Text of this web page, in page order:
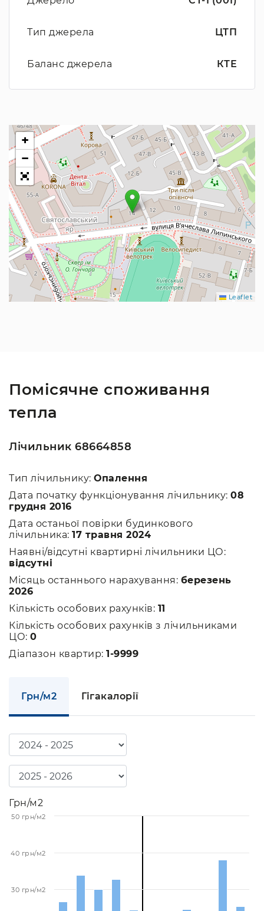
Тип джерела ЦТП
Баланс джерела КТЕ
+
−
Leaflet
Помісячне споживання
тепла
Лічильник 68664858
Тип лічильнику: Опалення
Дата початку функціонування лічильнику: 08
грудня 2016
Дата останьої повірки будинкового
лічильника: 17 травня 2024
Наявні/відсутні квартирні лічильники ЦО:
відсутні
Місяць останнього нарахування: березень
2026
Кількість особових рахунків: 11
Кількість особових рахунків з лічильниками
ЦО: 0
Діапазон квартир: 1-9999
Грн/м2 Гігакалорії
Грн/м2
30 грн/м2
40 грн/м2
50 грн/м2